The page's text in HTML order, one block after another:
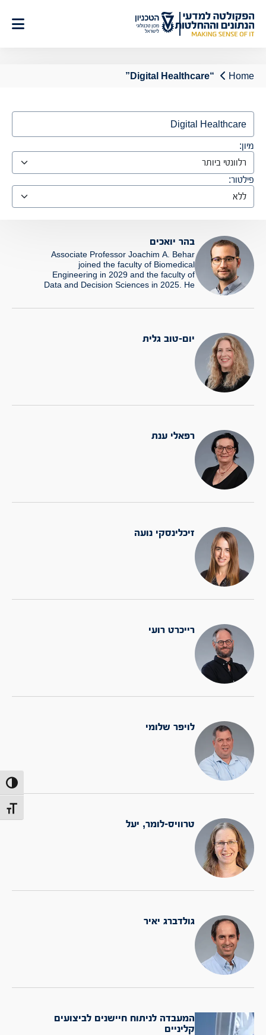
לתוכן
מתג
Home
“Digital Healthcare”
Search
פילטור:
מיון:
בהר יואכים
Associate Professor Joachim A. Behar
joined the faculty of Biomedical
Engineering in 2029 and the faculty of
Data and Decision Sciences in 2025. He
during the years 2015-2018 in
mathematical modelling. His research…
יום-טוב גלית
רפאלי ענת
זיכלינסקי נועה
רייכרט רועי
לויפר שלומי
טרוויס-לומר, יעל
גולדברג יאיר
המעבדה לניתוח חיישנים לביצועים
קליניים